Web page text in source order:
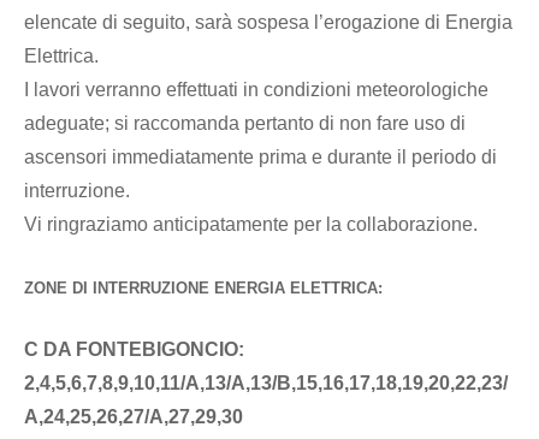
elencate di seguito, sarà sospesa l’erogazione di Energia
Elettrica.
I lavori verranno effettuati in condizioni meteorologiche
adeguate; si raccomanda pertanto di non fare uso di
ascensori immediatamente prima e durante il periodo di
interruzione.
Vi ringraziamo anticipatamente per la collaborazione.
ZONE DI INTERRUZIONE ENERGIA ELETTRICA:
C DA FONTEBIGONCIO:
2,4,5,6,7,8,9,10,11/A,13/A,13/B,15,16,17,18,19,20,22,23/
A,24,25,26,27/A,27,29,30